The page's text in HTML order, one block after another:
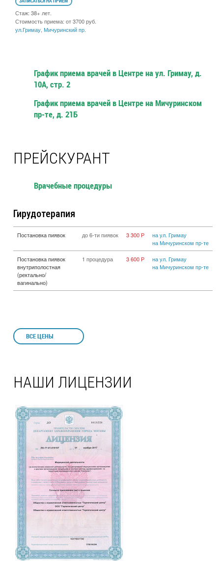
Стаж: 38+ лет.
Стоимость приема: от 3700 руб.
ул.Гримау, Мичуринский пр.
График приема врачей в Центре на ул. Гримау, д.
10А, стр. 2
График приема врачей в Центре на Мичуринском
пр-те, д. 21Б
ПРЕЙСКУРАНТ
Врачебные процедуры
Гирудотерапия
Постановка пиявок до 6-ти пиявок 3 300 Р
на ул. Гримау
на Мичуринском пр-те
Постановка пиявок
внутриполостная
(ректально/
вагинально)
1 процедура 3 600 Р
на ул. Гримау
на Мичуринском пр-те
ВСЕ ЦЕНЫ
НАШИ ЛИЦЕНЗИИ